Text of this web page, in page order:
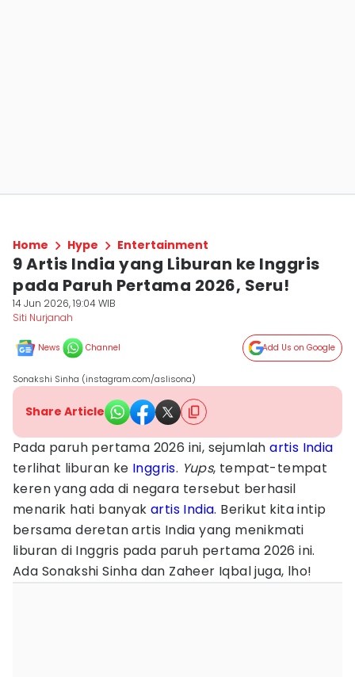
Home Hype Entertainment
9 Artis India yang Liburan ke Inggris
pada Paruh Pertama 2026, Seru!
14 Jun 2026, 19:04 WIB
Siti Nurjanah
News Channel Add Us on Google
Sonakshi Sinha (instagram.com/aslisona)
Share Article
Pada paruh pertama 2026 ini, sejumlahartis India
terlihat liburan ke Inggris. Yups, tempat-tempat
keren yang ada di negara tersebut berhasil
menarik hati banyak artis India. Berikut kita intip
bersama deretan artis India yang menikmati
liburan di Inggris pada paruh pertama 2026 ini.
Ada Sonakshi Sinha dan Zaheer Iqbal juga, lho!